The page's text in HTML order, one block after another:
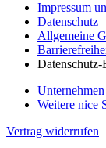
Impressum
Datenschutz
Allgemeine
Datenschutz-
Unternehmen
Weitere nice
Vertrag widerrufen